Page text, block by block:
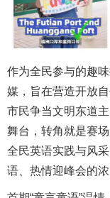
作为全民参与的趣
媒，旨在营造开放
市民争当文明东道
舞台，转角就是赛
全民英语实践与风
语、热情迎峰会的浓